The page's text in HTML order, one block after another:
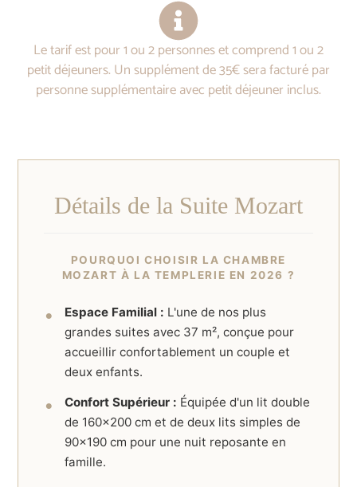
Le tarif est pour 1 ou 2 personnes et comprend 1 ou 2
petit déjeuners. Un supplément de 35€ sera facturé par
personne supplémentaire avec petit déjeuner inclus.
Détails de la Suite Mozart
POURQUOI CHOISIR LA CHAMBRE
MOZART À LA TEMPLERIE EN 2026 ?
Espace Familial : L'une de nos plus
grandes suites avec 37 m², conçue pour
accueillir confortablement un couple et
deux enfants.
Confort Supérieur : Équipée d'un lit double
de 160x200 cm et de deux lits simples de
90x190 cm pour une nuit reposante en
famille.